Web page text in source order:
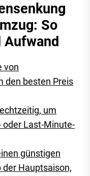
So
Aufwand
von
den besten Preis
um
oder Last-Minute-
günstigen
Hauptsaison,